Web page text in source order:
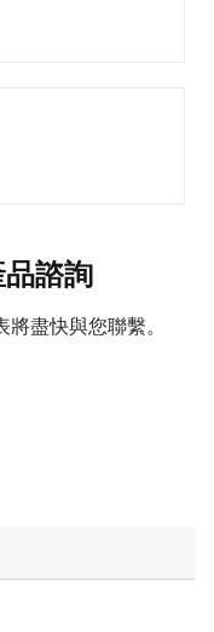
諮詢
盡快與您聯繫。